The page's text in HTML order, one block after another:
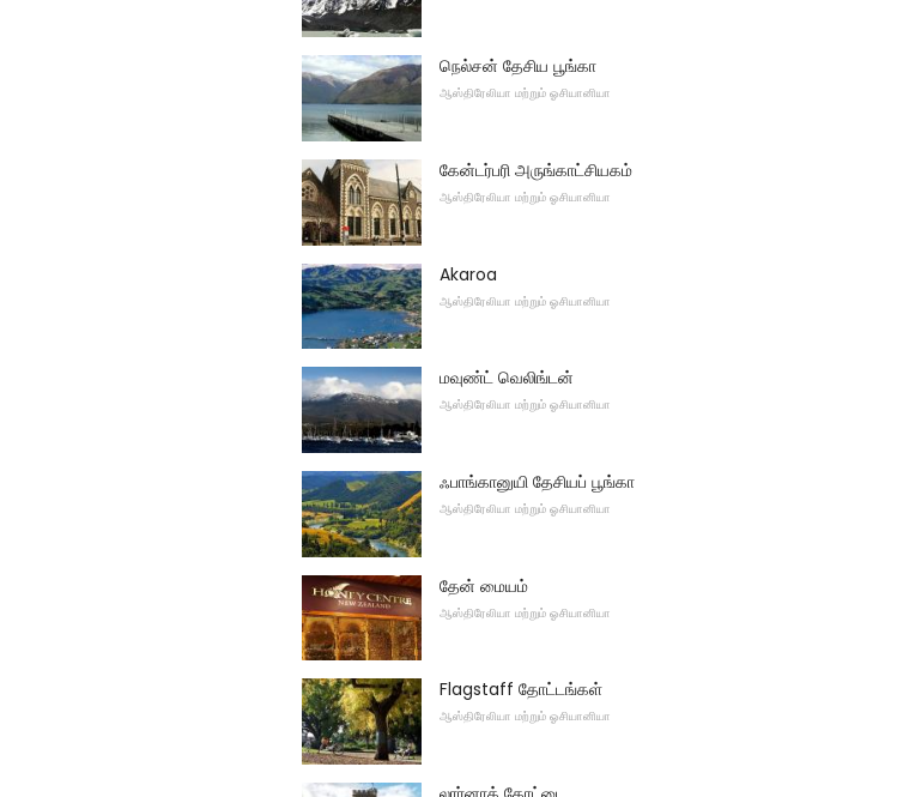
நெல்சன் தேசிய பூங்கா
ஆஸ்திரேலியா மற்றும் ஓசியானியா
கேன்டர்பரி அருங்காட்சியகம்
ஆஸ்திரேலியா மற்றும் ஓசியானியா
Akaroa
ஆஸ்திரேலியா மற்றும் ஓசியானியா
மவுண்ட் வெலிங்டன்
ஆஸ்திரேலியா மற்றும் ஓசியானியா
ஃபாங்கானுயி தேசியப் பூங்கா
ஆஸ்திரேலியா மற்றும் ஓசியானியா
தேன் மையம்
ஆஸ்திரேலியா மற்றும் ஓசியானியா
Flagstaff தோட்டங்கள்
ஆஸ்திரேலியா மற்றும் ஓசியானியா